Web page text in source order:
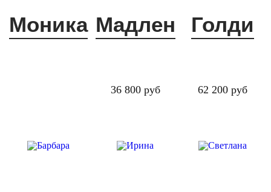
Моника
36 800 руб
Мадлен
62 200 руб
Голди